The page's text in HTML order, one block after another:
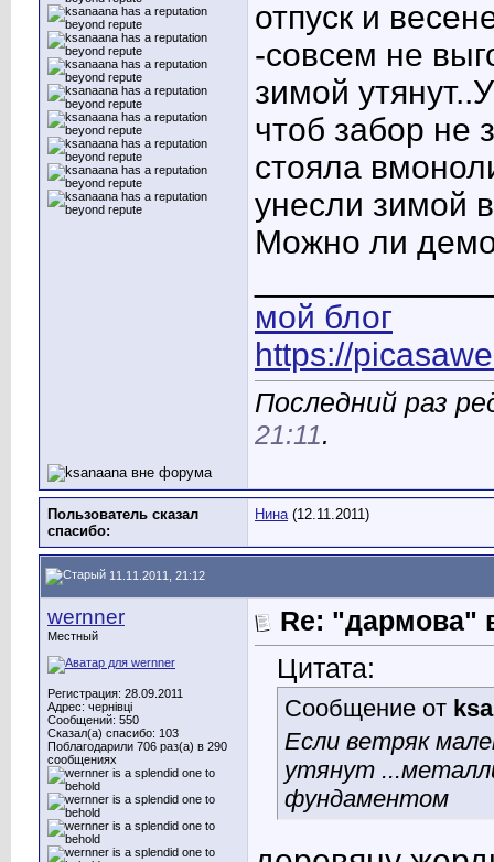
отпуск и
-совсем не
зимой
чтоб забор не
стояла
унесли зимой
Можно ли
мой блог
https://
Последний раз
21:11.
Пользователь сказал
cпасибо:
Нина(12.11.2011)
11.11.2011, 21:12
wernner
Местный
Регистрация: 28.09.2011
Адрес: чернівці
Сообщений: 550
Сказал(а) спасибо: 103
Поблагодарили 706 раз(а) в 290
сообщениях
Re: "дармова"
Цитата:
Сообщение от
Если ветряк
утянут
фундаментом